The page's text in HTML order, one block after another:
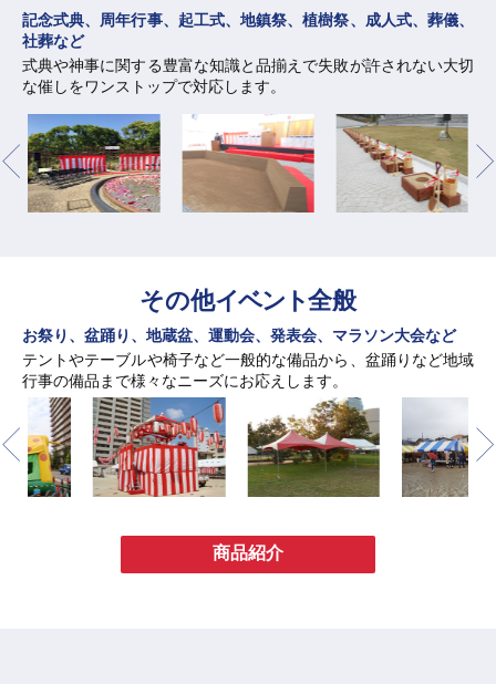
記念式典、周年行事、起工式、地鎮祭、植樹祭、成人式、葬儀、
社葬など
式典や神事に関する豊富な知識と品揃えで失敗が許されない大切
な催しをワンストップで対応します。
その他イベント全般
お祭り、盆踊り、地蔵盆、運動会、発表会、マラソン大会など
テントやテーブルや椅子など一般的な備品から、盆踊りなど地域
行事の備品まで様々なニーズにお応えします。
商品紹介